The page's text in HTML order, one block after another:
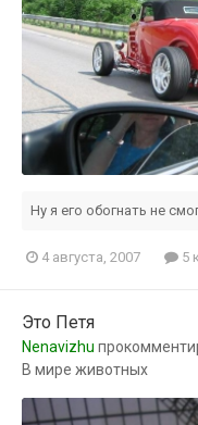
Ну я его обогнать не
4 августа, 2007 5
Это Петя
Nenavizhu
В мире животных